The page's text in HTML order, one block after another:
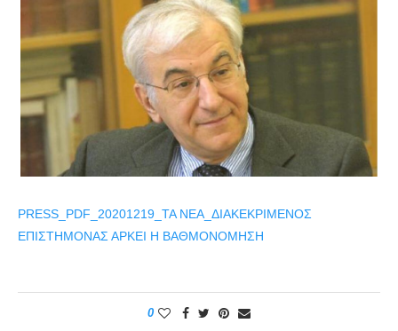
PRESS_PDF_20201219_ΤΑ ΝΕΑ_ΔΙΑΚΕΚΡΙΜΕΝΟΣ
ΕΠΙΣΤΗΜΟΝΑΣ ΑΡΚΕΙ Η ΒΑΘΜΟΝΟΜΗΣΗ
0